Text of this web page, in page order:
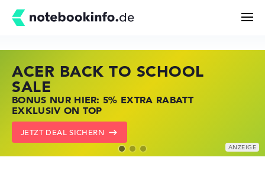
Kaufberatung
ACER BACK TO SCHOOL
SALE
BONUS NUR HIER: 5% EXTRA RABATT
EXKLUSIV ON TOP
JETZT DEAL SICHERN
HP STORE SSV DEALS
JETZT ZUGREIFEN: NOTEBOOKS BEI HP
KRÄFTIG REDUZIERT
ZU DEN HP ANGEBOTEN
LENOVO LAPTOP DEALS
NOTEBOOKS BEI LENOVO JETZT
KRÄFTIG REDUZIERT
LENOVO DEALS ZEIGEN